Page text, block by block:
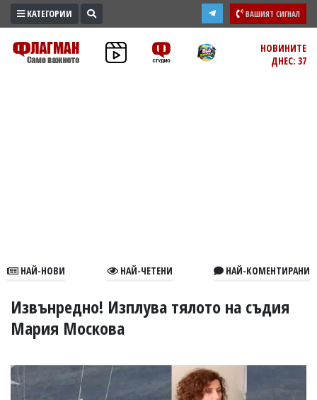
ПРОМО
ЗОНА
В
УКРАЙНА
СПОРТ
РАЗСЛЕДВАНЕ
БИЗНЕС
КАТЕГОРИИ ВАШИЯТ СИГНАЛ
НОВИНИТЕ
ДНЕС: 37
НАЙ-НОВИ НАЙ-ЧЕТЕНИ НАЙ-КОМЕНТИРАНИ
Извънредно! Изплува тялото на съдия
Мария Москова